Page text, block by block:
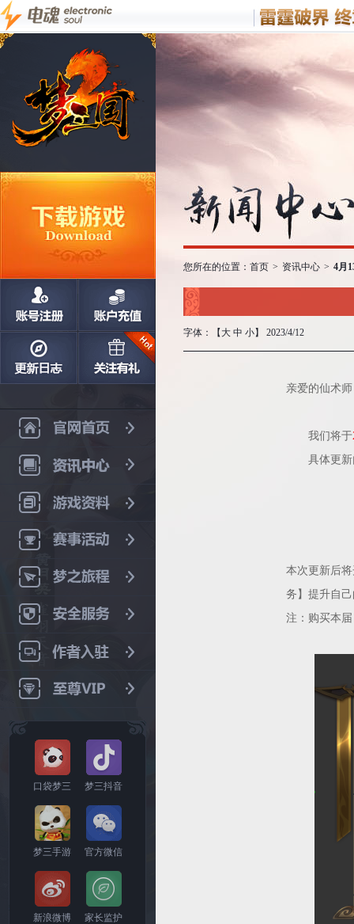
口袋梦三 梦三抖音
梦三手游 官方微信
新浪微博 家长监护
您所在的位置： 首页 > 资讯中心 > 4月
字体：【 大 中 小】 2023/4/12
亲爱的仙术
我们将于
具体更
本次更新后
务】提升自
注：购买本